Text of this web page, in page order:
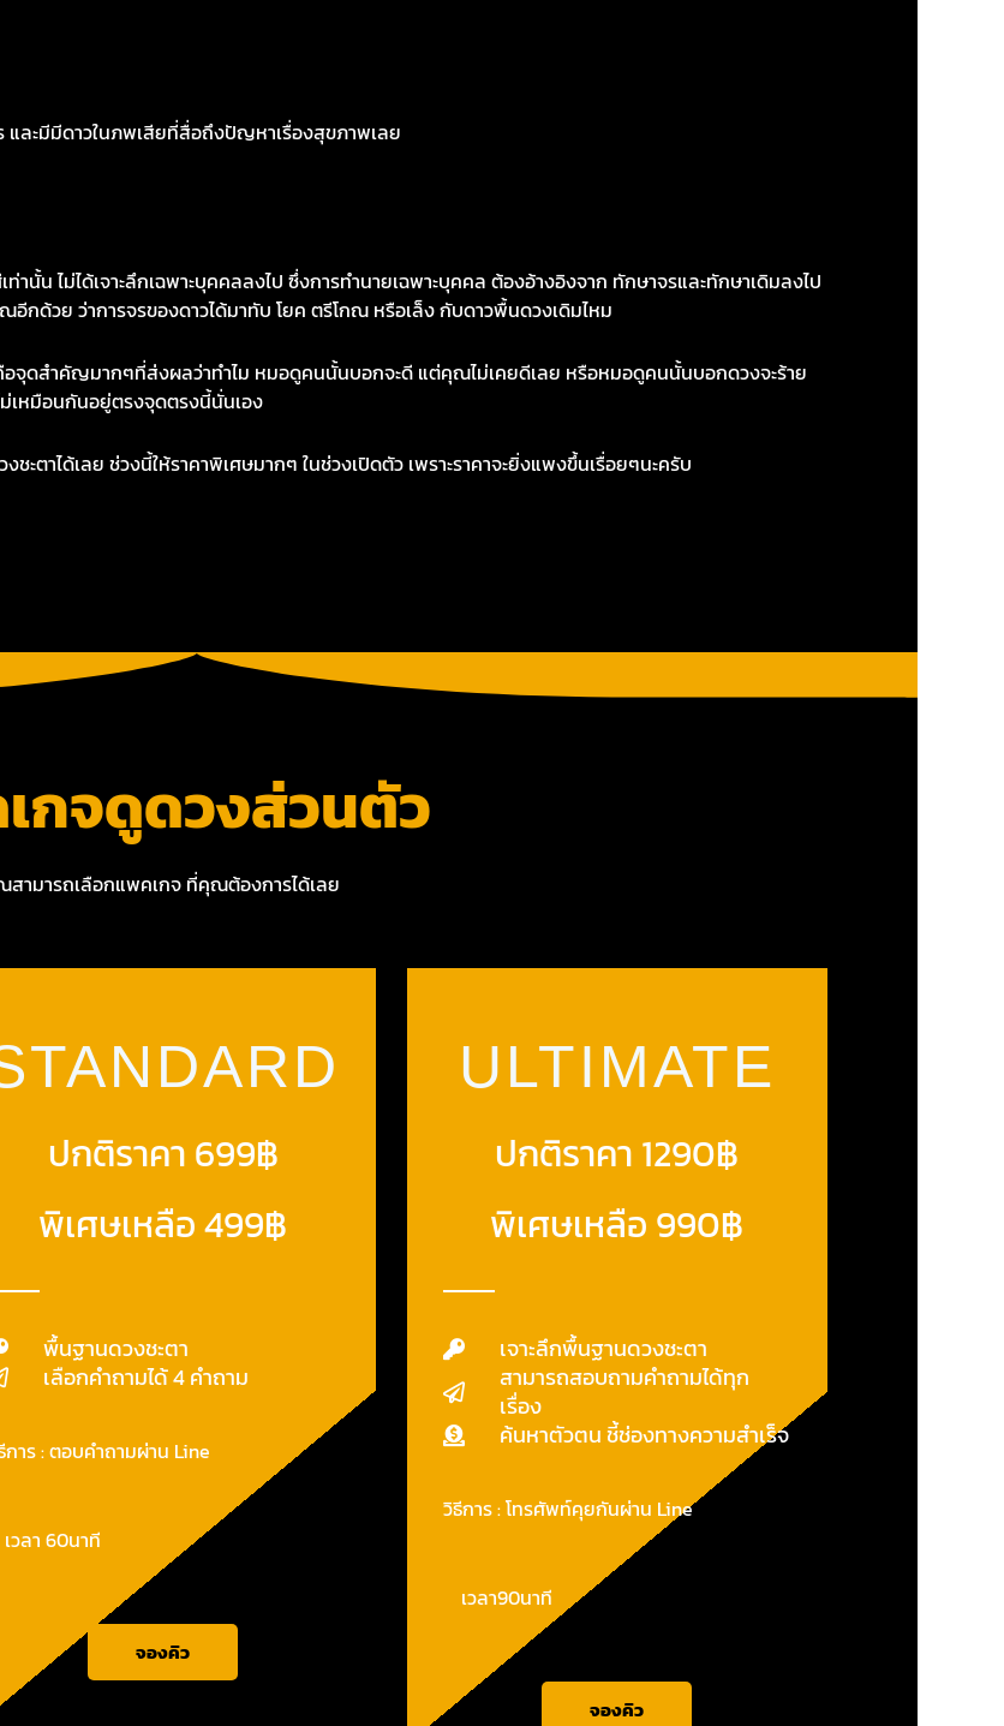
ะมีมีดาวในภพเสียที่สื่อถึงปัญหาเรื่องสุขภาพเลย
ไม่ได้เจาะลึกเฉพาะบุคคลลงไป ซึ่งการทำนายเฉพาะบุคคล ต้องอ้างอิงจาก ทักษาจรและทักษาเดิมลงไป
กด้วย ว่าการจรของดาวได้มาทับ โยค ตรีโกณ หรือเล็ง กับดาวพื้นดวงเดิมไหม
ำคัญมากๆที่ส่งผลว่าทำไม หมอดูคนนั้นบอกจะดี แต่คุณไม่เคยดีเลย หรือหมอดูคนนั้นบอกดวงจะร้าย
เหมือนกันอยู่ตรงจุดตรงนี้นั่นเอง
าได้เลย ช่วงนี้ให้ราคาพิเศษมากๆ ในช่วงเปิดตัว เพราะราคาจะยิ่งแพงขึ้นเรื่อยๆนะครับ
กจดูดวงส่วนตัว
ามารถเลือกแพคเกจ ที่คุณต้องการได้เลย
ปกติราคา 699฿
พิเศษเหลือ 499฿
พื้นฐานดวงชะตา
เลือกคำถามได้ 4 คำถาม
การ : ตอบคำถามผ่าน Line
เวลา 60นาที
จองคิว
ULTIMATE
ปกติราคา 1290฿
พิเศษเหลือ 990฿
เจาะลึกพื้นฐานดวงชะตา
สามารถสอบถามคำถามได้ทุก
เรื่อง
ค้นหาตัวตน ชี้ช่องทางความสำเร็จ
วิธีการ : โทรศัพท์คุยกันผ่าน Line
เวลา90นาที
จองคิว